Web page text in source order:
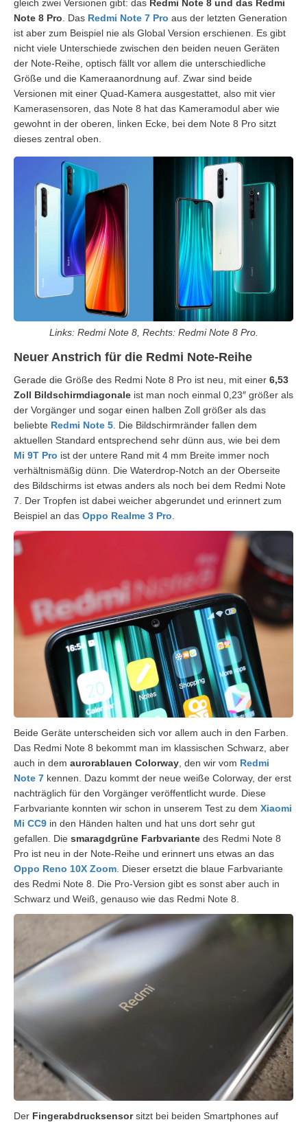
gleich zwei Versionen gibt: das Redmi Note 8 und das Redmi
Note 8 Pro. Das Redmi Note 7 Pro aus der letzten Generation
ist aber zum Beispiel nie als Global Version erschienen. Es gibt
nicht viele Unterschiede zwischen den beiden neuen Geräten
der Note-Reihe, optisch fällt vor allem die unterschiedliche
Größe und die Kameraanordnung auf. Zwar sind beide
Versionen mit einer Quad-Kamera ausgestattet, also mit vier
Kamerasensoren, das Note 8 hat das Kameramodul aber wie
gewohnt in der oberen, linken Ecke, bei dem Note 8 Pro sitzt
dieses zentral oben.
Links: Redmi Note 8, Rechts: Redmi Note 8 Pro.
Neuer Anstrich für die Redmi Note-Reihe
Gerade die Größe des Redmi Note 8 Pro ist neu, mit einer 6,53
Zoll Bildschirmdiagonale ist man noch einmal 0,23″ größer als
der Vorgänger und sogar einen halben Zoll größer als das
beliebte Redmi Note 5 . Die Bildschirmränder fallen dem
aktuellen Standard entsprechend sehr dünn aus, wie bei dem
Mi 9T Pro ist der untere Rand mit 4 mm Breite immer noch
verhältnismäßig dünn. Die Waterdrop-Notch an der Oberseite
des Bildschirms ist etwas anders als noch bei dem Redmi Note
7. Der Tropfen ist dabei weicher abgerundet und erinnert zum
Beispiel an das Oppo Realme 3 Pro
Beide Geräte unterscheiden sich vor allem auch in den Farben.
Das Redmi Note 8 bekommt man im klassischen Schwarz, aber
auch in dem aurorablauen Colorway , den wir vom Redmi
Note 7 kennen. Dazu kommt der neue weiße Colorway, der erst
nachträglich für den Vorgänger veröffentlicht wurde. Diese
Farbvariante konnten wir schon in unserem Test zu dem Xiaomi
Mi CC9 in den Händen halten und hat uns dort sehr gut
gefallen. Die smaragdgrüne Farbvariante des Redmi Note 8
Pro ist neu in der Note-Reihe und erinnert uns etwas an das
Oppo Reno 10X Zoom . Dieser ersetzt die blaue Farbvariante
des Redmi Note 8. Die Pro-Version gibt es sonst aber auch in
Schwarz und Weiß, genauso wie das Redmi Note 8.
Der Fingerabdrucksensorsitzt bei beiden Smartphones auf